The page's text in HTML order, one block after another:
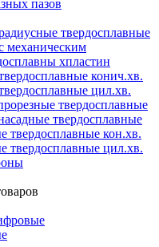
пазов
твердосплавные
механическим
хпластин
конич.хв.
цил.хв.
твердосплавные
твердосплавные
кон.хв.
цил.хв.